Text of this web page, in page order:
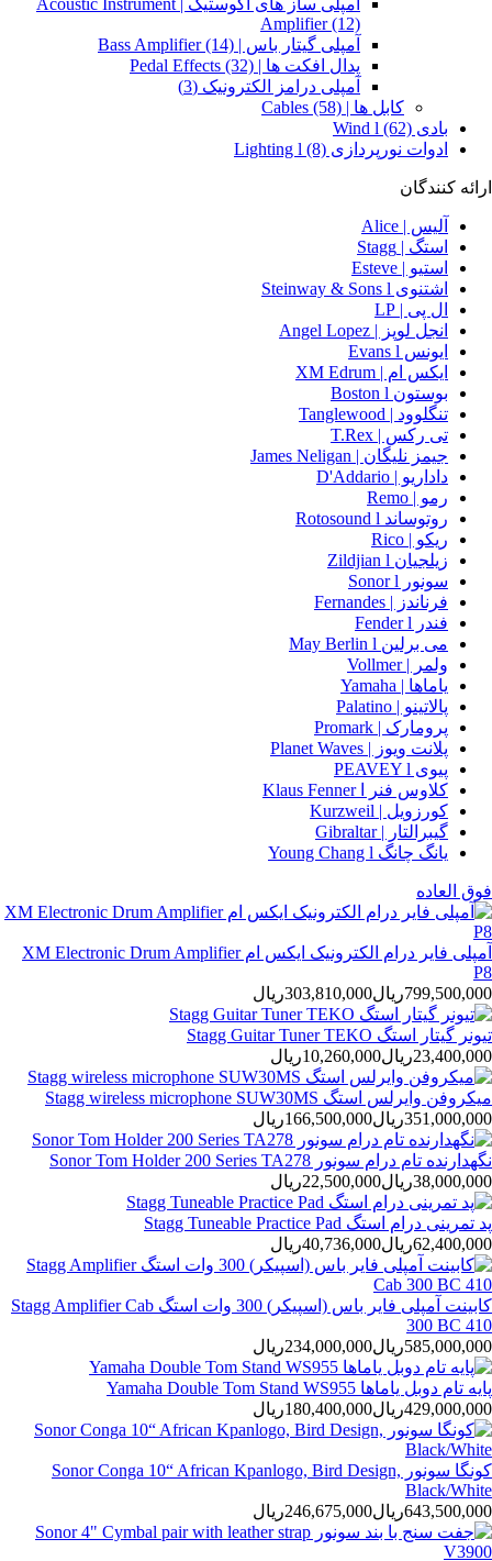
Amplifier(12)
آمپلی گیتار باس | Bass Amplifier (14)
پدال افکت ها | Pedal Effects (32)
آمپلی درامز الکترونیک (3)
کابل ها | Cables (58)
بادی Wind l (62)
ادوات نورپردازی Lighting l (8)
ارائه کنندگان
آلیس | Alice
استگ | Stagg
استیو | Esteve
اشتنوی Steinway & Sons l
ال پی | LP
انجل لوپز | Angel Lopez
ایونس Evans l
ایکس ام | XM Edrum
بوستون Boston l
تنگلوود | Tanglewood
تی رکس | T.Rex
جیمز نلیگان | James Neligan
داداریو | D'Addario
رمو | Remo
روتوساند Rotosound l
ریکو | Rico
زیلجیان Zildjian l
سونور Sonor l
فرناندز | Fernandes
فندر Fender l
می برلین May Berlin l
ولمر | Vollmer
ياماها | Yamaha
پالاتینو | Palatino
پرومارک | Promark
پلانت ویوز | Planet Waves
پیوی PEAVEY l
کلاوس فنر ا Klaus Fenner
کورزویل | Kurzweil
گیبرالتار | Gibraltar
یانگ چانگ Young Chang l
فوق العاده
آمپلی فایر درام الکترونیک ایکس ام XM Electronic Drum Amplifier
P8
799,500,000ريال
303,810,000ريال
تیونر گیتار استگ Stagg Guitar Tuner TEKO
23,400,000ريال
10,260,000ريال
میکروفن وایرلس استگ Stagg wireless microphone SUW30MS
351,000,000ريال
166,500,000ريال
نگهدارنده تام درام سونور Sonor Tom Holder 200 Series TA278
38,000,000ريال
22,500,000ريال
پد تمرینی درام استگ Stagg Tuneable Practice Pad
62,400,000ريال
40,736,000ريال
کابینت آمپلی فایر باس (اسپیکر) 300 وات استگ Stagg Amplifier Cab
300 BC 410
585,000,000ريال
234,000,000ريال
پایه تام دوبل یاماها Yamaha Double Tom Stand WS955
429,000,000ريال
180,400,000ريال
کونگا سونور Sonor Conga 10“ African Kpanlogo, Bird Design,
Black/White
643,500,000ريال
246,675,000ريال